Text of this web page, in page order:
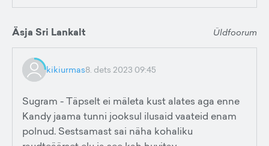
Äsja Sri Lankalt Üldfoorum
kikiurmas8. dets 2023 09:45
Sugram - Täpselt ei mäleta kust alates aga enne
Kandy jaama tunni jooksul ilusaid vaateid enam
polnud. Sestsamast sai näha kohaliku